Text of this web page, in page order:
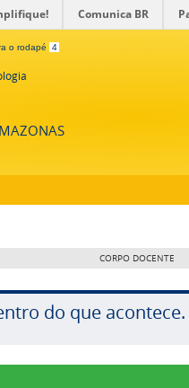
Comunica BR
o rodapé 4
CORPO DOCENTE
do que acontece.